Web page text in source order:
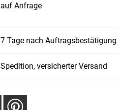
auf Anfrage
7 Tage nach Auftragsbestätigung
Spedition, versicherter Versand